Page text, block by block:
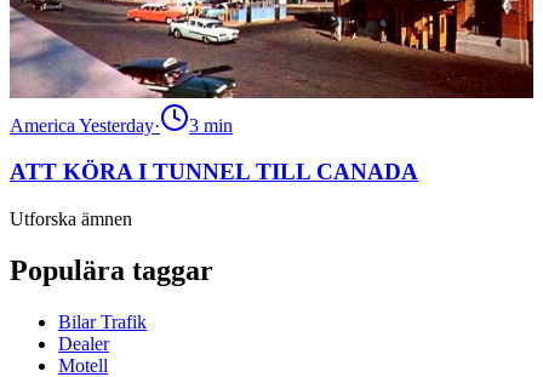
America Yesterday· 3 min
ATT KÖRA I TUNNEL TILL CANADA
Utforska ämnen
Populära taggar
Bilar Trafik
Dealer
Motell